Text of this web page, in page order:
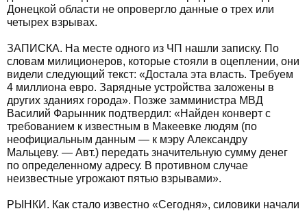
Донецкой области не опровергло данные о трех или
четырех взрывах.
ЗАПИСКА. На месте одного из ЧП нашли записку. По
словам милиционеров, которые стояли в оцеплении, они
видели следующий текст: «Достала эта власть. Требуем
4 миллиона евро. Зарядные устройства заложены в
других зданиях города». Позже замминистра МВД
Василий Фарынник подтвердил: «Найден конверт с
требованием к известным в Макеевке людям (по
неофициальным данным — к мэру Александру
Мальцеву. — Авт.) передать значительную сумму денег
по определенному адресу. В противном случае
неизвестные угрожают пятью взрывами».
РЫНКИ. Как стало известно «Сегодня», силовики начали